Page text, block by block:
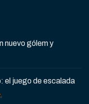
nuevo gólem y
el juego de escalada